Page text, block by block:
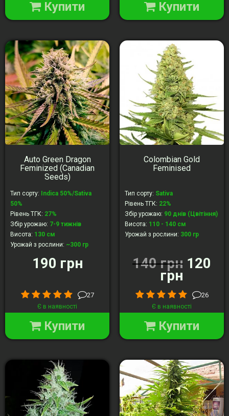
Купити Купити
Auto Green Dragon
Feminized (Canadian
Seeds)
Тип сорту:
Indica 50%/Sativa
50%
Рівень ТГК: 27%
Збір урожаю: 7-9 тижнів
Висота: 130 cм
Урожай з рослини: ~300 гр
190 грн
27
Є в наявності
Купити
Colombian Gold
Feminised
Тип сорту: Sativa
Рівень ТГК: 22%
Збір урожаю: 90 днів (Цвітіння)
Висота: 110 - 140 см
Урожай з рослини: 300 гр
140 грн 120
грн
26
Є в наявності
Купити